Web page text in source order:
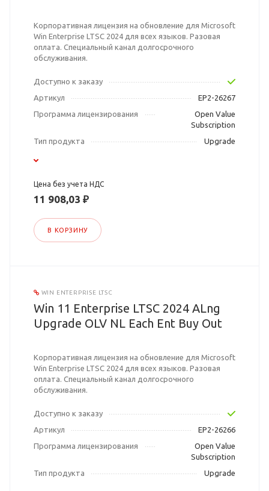
Корпоративная лицензия на обновление для Microsoft
Win Enterprise LTSC 2024 для всех языков. Разовая
оплата. Специальный канал долгосрочного
обслуживания.
Доступно к заказу
Артикул
EP2-26267
Программа лицензирования
Open Value
Subscription
Тип продукта
Upgrade
Цена без учета НДС
11 908,03 ₽
В КОРЗИНУ
WIN ENTERPRISE LTSC
Win 11 Enterprise LTSC 2024 ALng
Upgrade OLV NL Each Ent Buy Out
Корпоративная лицензия на обновление для Microsoft
Win Enterprise LTSC 2024 для всех языков. Разовая
оплата. Специальный канал долгосрочного
обслуживания.
Доступно к заказу
Артикул
EP2-26266
Программа лицензирования
Open Value
Subscription
Тип продукта
Upgrade